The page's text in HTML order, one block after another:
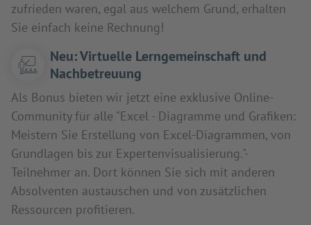
zufrieden waren, egal aus welchem Grund, erhalten
Sie einfach keine Rechnung!
Neu: Virtuelle Lerngemeinschaft und
Nachbetreuung
Als Bonus bieten wir jetzt eine exklusive Online-
Community für alle "Excel - Diagramme und Grafiken:
Meistern Sie Erstellung von Excel-Diagrammen, von
Grundlagen bis zur Expertenvisualisierung."-
Teilnehmer an. Dort können Sie sich mit anderen
Absolventen austauschen und von zusätzlichen
Ressourcen profitieren.